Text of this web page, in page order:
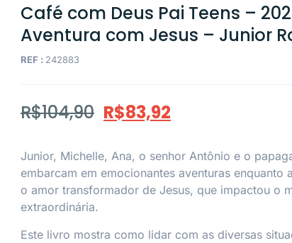
Café com Deus Pai Teens –
Aventura com Jesus – Junior
REF : 242883
R$104,90 R$83,92
Junior, Michelle, Ana, o senhor Antônio e o
embarcam em emocionantes aventuras enquanto
o amor transformador de Jesus, que impactou o
extraordinária.
Este livro mostra como lidar com as diversas